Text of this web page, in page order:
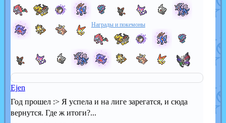
Награды и покемоны
Ejen
Год прошел :> Я успела и на лиге зарегатся, и сюда
вернутся. Где ж итоги?...